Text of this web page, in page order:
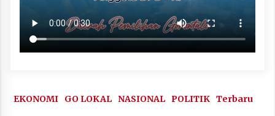
EKONOMI GO LOKAL NASIONAL POLITIK Terbaru